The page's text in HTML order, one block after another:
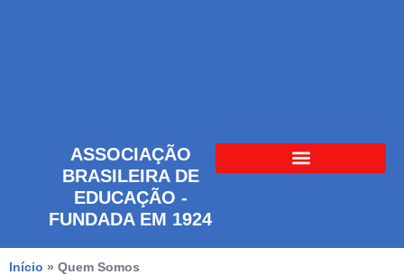
ASSOCIAÇÃO
BRASILEIRA DE
EDUCAÇÃO -
FUNDADA EM 1924
Início » Quem Somos